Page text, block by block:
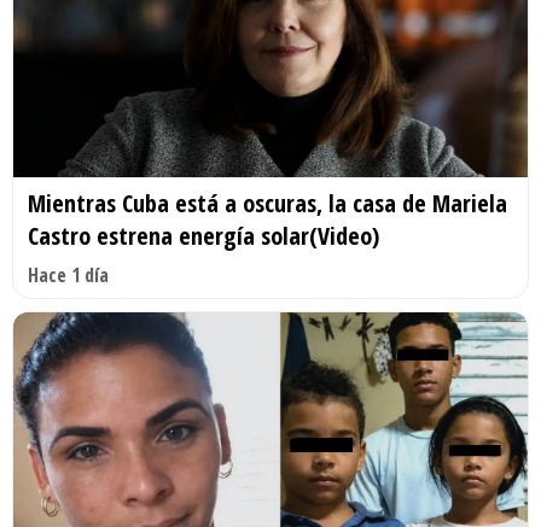
Mientras Cuba está a oscuras, la casa de Mariela
Castro estrena energía solar(Video)
Hace 1 día